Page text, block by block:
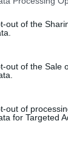
visit or usage
to Google
below specified
out of the
out of the Sale
out of
for Targeted